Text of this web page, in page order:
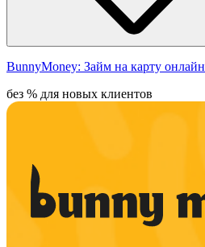
BunnyMoney: Займ на карту онлайн
без % для новых клиентов